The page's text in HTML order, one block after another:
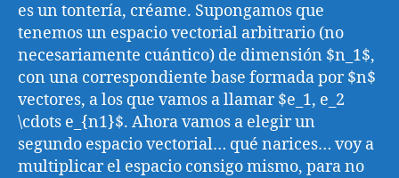
es un tontería, créame. Supongamos que
tenemos un espacio vectorial arbitrario (no
necesariamente cuántico) de dimensión $n_1$,
con una correspondiente base formada por $n$
vectores, a los que vamos a llamar $e_1, e_2
\cdots e_{n1}$. Ahora vamos a elegir un
segundo espacio vectorial… qué narices… voy a
multiplicar el espacio consigo mismo, para no